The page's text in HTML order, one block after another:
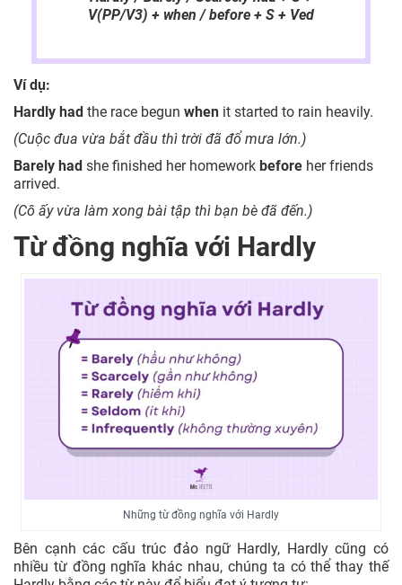
V(PP/V3) + when / before + S + Ved
Ví dụ:
Hardly had the race begun when it started to rain heavily.
(Cuộc đua vừa bắt đầu thì trời đã đổ mưa lớn.)
Barely had she finished her homework before her friends
arrived.
(Cô ấy vừa làm xong bài tập thì bạn bè đã đến.)
Từ đồng nghĩa với Hardly
Những từ đồng nghĩa với Hardly
Bên cạnh các cấu trúc đảo ngữ Hardly, Hardly cũng có
nhiều từ đồng nghĩa khác nhau, chúng ta có thể thay thế